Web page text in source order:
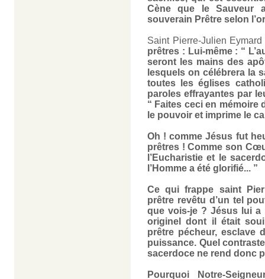
Cène que le Sauveur
souverain Prêtre selon
Saint Pierre-Julien
prêtres : Lui-même : “
seront les mains des
lesquels on célébrera la
toutes les églises
paroles effrayantes par
“ Faites ceci en mémoire
le pouvoir et imprime le
Oh ! comme Jésus fut
prêtres ! Comme son
l’Eucharistie et le
l’Homme a été glorifié... ”
Ce qui frappe saint
prêtre revêtu d’un tel
que vois-je ? Jésus lui a
originel dont il était
prêtre pécheur, esclave
puissance. Quel
sacerdoce ne rend donc
Pourquoi Notre-